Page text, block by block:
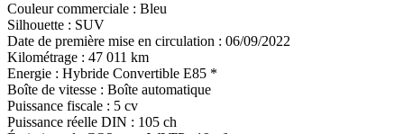
Couleur commerciale : Bleu
Silhouette : SUV
Date de première mise en circulation : 06/09/2022
Kilométrage : 47 011 km
Energie : Hybride Convertible E85 *
Boîte de vitesse : Boîte automatique
Puissance fiscale : 5 cv
Puissance réelle DIN : 105 ch